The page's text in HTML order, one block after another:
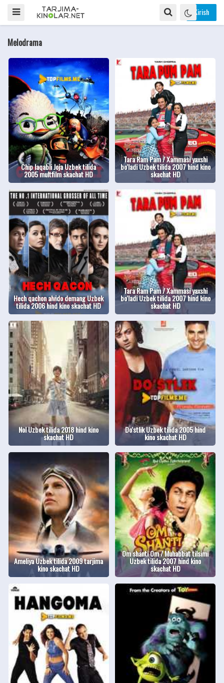
Kirish
Melodrama
Сhip laqabli Joja Uzbek tilida
2005 multfilm skachat HD
Tara Ram Pam / Xammasi yaxshi
bo'ladi Uzbek tilida 2007 hind kino
skachat HD
Hech qachon alvido demang Uzbek
tilida 2006 hind kino skachat HD
Tara Ram Pam / Xammasi yaxshi
bo'ladi Uzbek tilida 2007 hind kino
skachat HD
Nol Uzbek tilida 2018 hind kino
skachat HD
Do'stlik Uzbek tilida 2005 hind
kino skachat HD
Ameliya Uzbek tilida 2009 tarjima
kino skachat HD
Om shanti Om / Muhabbat tilsimi
Uzbek tilida 2007 hind kino
skachat HD